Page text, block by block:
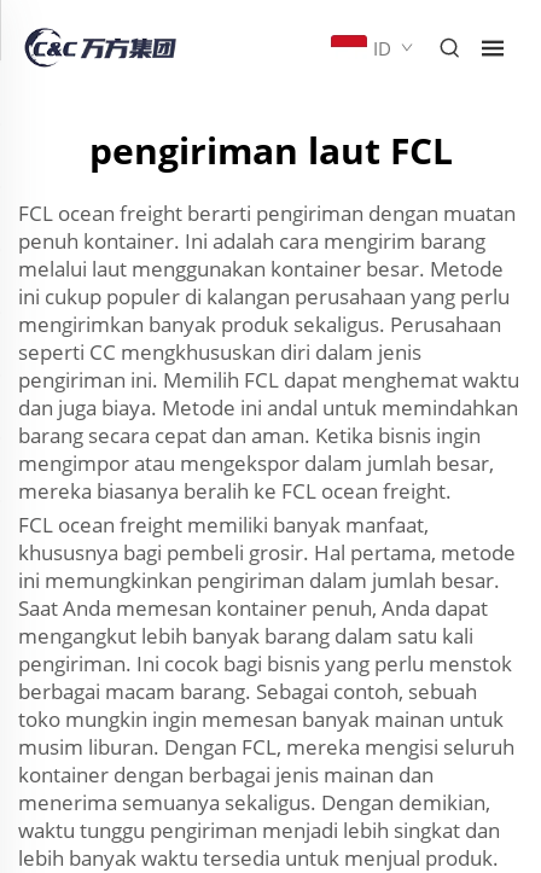
ID
pengiriman laut FCL
FCL ocean freight berarti pengiriman dengan muatan
penuh kontainer. Ini adalah cara mengirim barang
melalui laut menggunakan kontainer besar. Metode
ini cukup populer di kalangan perusahaan yang perlu
mengirimkan banyak produk sekaligus. Perusahaan
seperti CC mengkhususkan diri dalam jenis
pengiriman ini. Memilih FCL dapat menghemat waktu
dan juga biaya. Metode ini andal untuk memindahkan
barang secara cepat dan aman. Ketika bisnis ingin
mengimpor atau mengekspor dalam jumlah besar,
mereka biasanya beralih ke FCL ocean freight.
FCL ocean freight memiliki banyak manfaat,
khususnya bagi pembeli grosir. Hal pertama, metode
ini memungkinkan pengiriman dalam jumlah besar.
Saat Anda memesan kontainer penuh, Anda dapat
mengangkut lebih banyak barang dalam satu kali
pengiriman. Ini cocok bagi bisnis yang perlu menstok
berbagai macam barang. Sebagai contoh, sebuah
toko mungkin ingin memesan banyak mainan untuk
musim liburan. Dengan FCL, mereka mengisi seluruh
kontainer dengan berbagai jenis mainan dan
menerima semuanya sekaligus. Dengan demikian,
waktu tunggu pengiriman menjadi lebih singkat dan
lebih banyak waktu tersedia untuk menjual produk.